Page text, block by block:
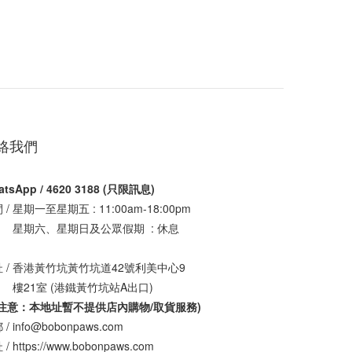
我們
/ 4620 3188 (只限訊息)
/ 星期一至星期五 : 11:00am-18:00pm
六、星期日及公眾假期 : 休息
/ 香港黃竹坑黃竹坑道42號利美中心9
室 (港鐵黃竹坑站A出口)
意：本地址暫不提供店內購物/取貨服務)
/ info@bobonpaws.com
/ https://www.bobonpaws.com